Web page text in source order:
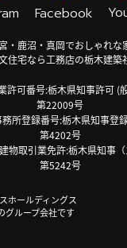
Facebook
・鹿沼・真岡でおしゃれな
住宅なら工務店の栃木建築
許可番号:栃木県知事許可 (
第22009号
所登録番号:栃木県知事登
第4202号
物取引業免許:栃木県知事（
第5242号
ホールディングス
グループ会社です